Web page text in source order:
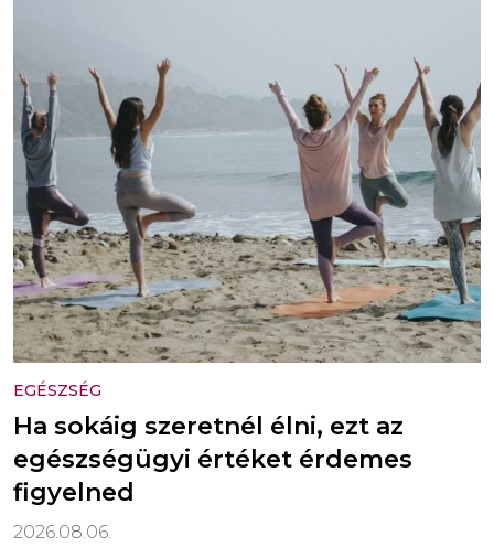
EGÉSZSÉG
Ha sokáig szeretnél élni, ezt az
egészségügyi értéket érdemes
figyelned
2026.08.06.